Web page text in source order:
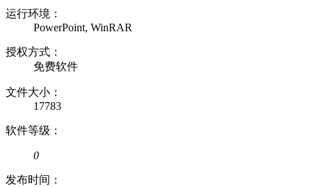
运行环境：
PowerPoint, WinRAR
授权方式：
免费软件
文件大小：
17783
软件等级：
0
发布时间：